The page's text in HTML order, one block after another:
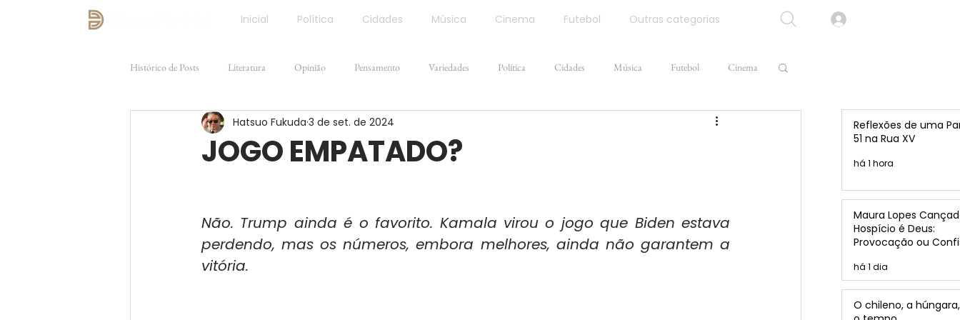
Inicial Política Cidades Música Cinema Futebol Outras categorias
Histórico de Posts Literatura Opinião Pensamento Variedades Política Cidades Música Futebol Cinema
Direito e Justiça FILOSOFIA
JOGO EMPATADO?
Hatsuo Fukuda 3 de set. de 2024
Não. Trump ainda é o favorito. Kamala virou o jogo que Biden estava
perdendo, mas os números, embora melhores, ainda não garantem a
vitória.
Reflexões de uma
51 na Rua XV
há 1 hora
Maura Lopes
Hospício é Deus:
Provocação ou
há 1 dia
O chileno, a